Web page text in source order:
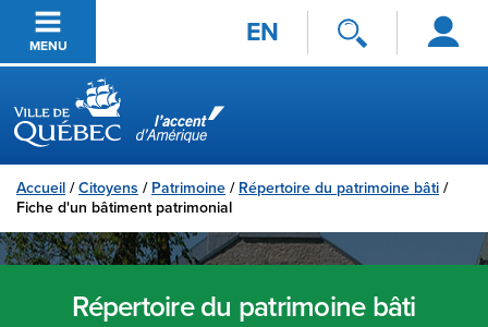
Passer au contenu principal
MENU EN
Se
connecter
Ville de Québec
Accueil /Citoyens / Patrimoine / Répertoire du patrimoine bâti /
Fiche d'un bâtiment patrimonial
Répertoire du patrimoine bâti